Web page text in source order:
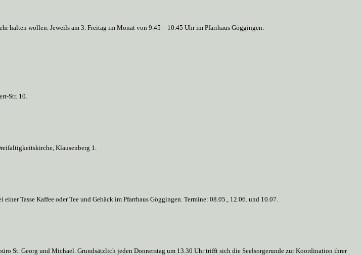
halten wollen. Jeweils am 3. Freitag im Monat von 9.45 – 10.45 Uhr im Pfarrhaus Göggingen.
Str. 10.
Klausenberg 1.
Tasse Kaffee oder Tee und Gebäck im Pfarrhaus Göggingen. Termine: 08.05., 12.06. und 10.07.
St. Georg und Michael. Grundsätzlich jeden Donnerstag um 13.30 Uhr trifft sich die Seelsorgerunde zur Koordination ihrer